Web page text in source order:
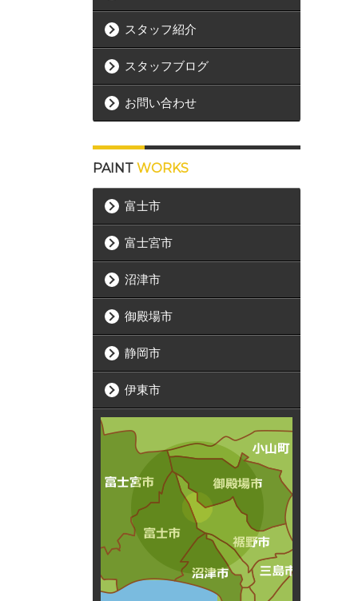
スタッフ紹介
スタッフブログ
お問い合わせ
PAINT WORKS
富士市
富士宮市
沼津市
御殿場市
静岡市
伊東市